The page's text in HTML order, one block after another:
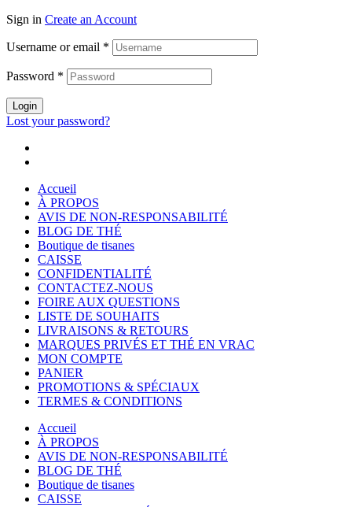
Sign in Create an Account
Username or email *
Password *
Login
Lost your password?
Accueil
À PROPOS
AVIS DE NON-RESPONSABILITÉ
BLOG DE THÉ
Boutique de tisanes
CAISSE
CONFIDENTIALITÉ
CONTACTEZ-NOUS
FOIRE AUX QUESTIONS
LISTE DE SOUHAITS
LIVRAISONS & RETOURS
MARQUES PRIVÉS ET THÉ EN VRAC
MON COMPTE
PANIER
PROMOTIONS & SPÉCIAUX
TERMES & CONDITIONS
Accueil
À PROPOS
AVIS DE NON-RESPONSABILITÉ
BLOG DE THÉ
Boutique de tisanes
CAISSE